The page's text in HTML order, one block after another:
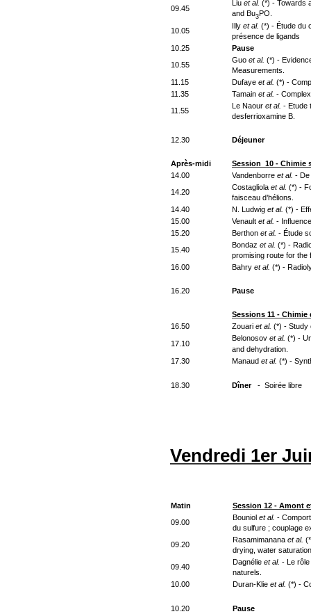
09.45
Liu et al. (*) - Towards
and Bu3PO.
10.05
Illy et al. (*) - Étude du
présence de ligands
10.25
Pause
10.55
Guo et al. (*) -
Measurements.
11.15
Dufaye et al. (*) -
11.35
Tamain et al. -
11.55
Le Naour et al. - Etude
desferrioxamine B.
12.30 Déjeuner
Après-midi
Session 10 - Chimie
14.00
Vandenborre et al. - De
14.20
Costagliola et al. (*) -
faisceau d’hélions.
14.40
N. Ludwig et al. (*) -
15.00
Venault et al. -
15.20
Berthon et al. - Étude
15.40
Bondaz et al. (*) -
promising route for the
16.00
Bahry et al. (*) -
16.20 Pause
Sessions 11 -
16.50
Zouari et al. (*) - Study
17.10
Belonosov et al. (*) -
and dehydration.
17.30
Manaud et al. (*) -
18.30 Dîner- Soirée libre
Vendredi 1er
Matin
Session 12 - Amont
09.00
Bouniol et al. -
du sulfure ; couplage
09.20
Rasamimanana et al.
drying, water
09.40
Dagnélie et al. - Le
naturels.
10.00
Duran-Klie et al. (*) -
10.20 Pause